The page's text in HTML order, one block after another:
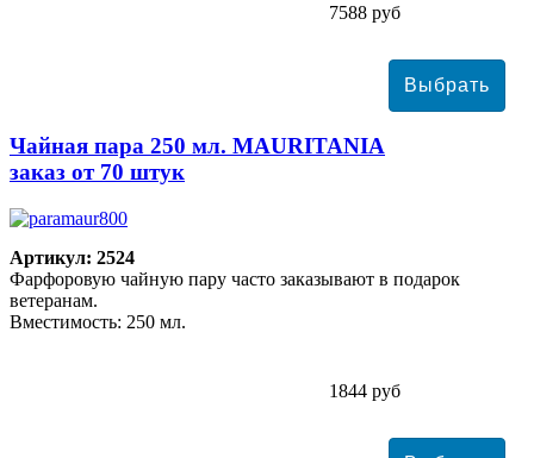
7588 руб
Чайная пара 250 мл. MAURITANIA
заказ от 70 штук
Артикул: 2524
Фарфоровую чайную пару часто заказывают в подарок
ветеранам.
Вместимость: 250 мл.
1844 руб